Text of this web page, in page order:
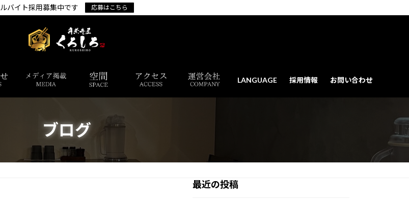
バイト採用募集中です 応募はこちら
LANGUAGE 採用情報 お問い合わせ
ブログ
最近の投稿